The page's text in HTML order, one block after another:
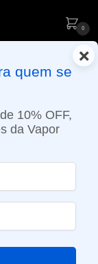
0
A SEX): PEDIDOS
×
quem se
10% OFF,
da Vapor